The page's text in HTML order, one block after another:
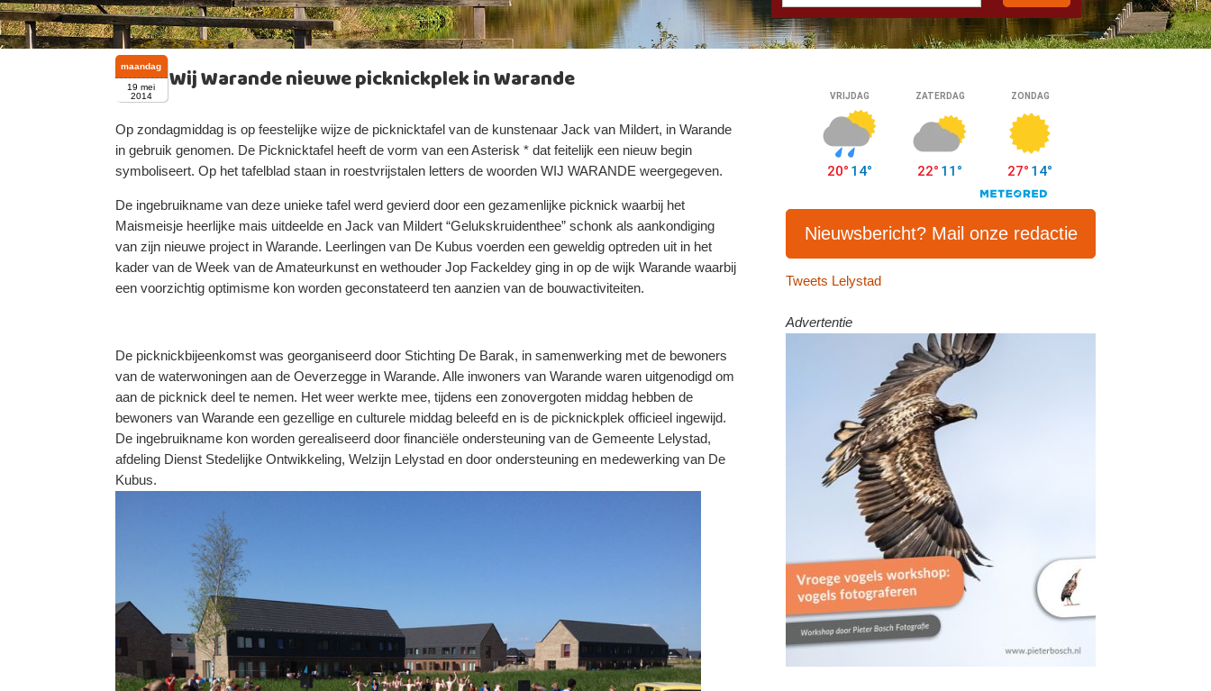
Wij Warande nieuwe picknickplek in Warande
maandag
19 mei
2014
Op zondagmiddag is op feestelijke wijze de picknicktafel van de kunstenaar Jack van Mildert, in Warande
in gebruik genomen. De Picknicktafel heeft de vorm van een Asterisk * dat feitelijk een nieuw begin
symboliseert. Op het tafelblad staan in roestvrijstalen letters de woorden WIJ WARANDE weergegeven.
De ingebruikname van deze unieke tafel werd gevierd door een gezamenlijke picknick waarbij het
Maismeisje heerlijke mais uitdeelde en Jack van Mildert “Gelukskruidenthee” schonk als aankondiging
van zijn nieuwe project in Warande. Leerlingen van De Kubus voerden een geweldig optreden uit in het
kader van de Week van de Amateurkunst en wethouder Jop Fackeldey ging in op de wijk Warande waarbij
een voorzichtig optimisme kon worden geconstateerd ten aanzien van de bouwactiviteiten.
De picknickbijeenkomst was georganiseerd door Stichting De Barak, in samenwerking met de bewoners
van de waterwoningen aan de Oeverzegge in Warande. Alle inwoners van Warande waren uitgenodigd om
aan de picknick deel te nemen. Het weer werkte mee, tijdens een zonovergoten middag hebben de
bewoners van Warande een gezellige en culturele middag beleefd en is de picknickplek officieel ingewijd.
De ingebruikname kon worden gerealiseerd door financiële ondersteuning van de Gemeente Lelystad,
afdeling Dienst Stedelijke Ontwikkeling, Welzijn Lelystad en door ondersteuning en medewerking van De
Kubus.
Nieuwsbericht? Mail onze redactie
Tweets Lelystad
Advertentie